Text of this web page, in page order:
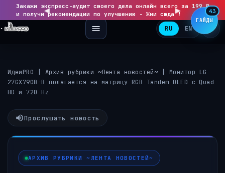
◀
Закажи экспресс-аудит своего дела онлайн всего за 199 ₽
и получи рекомендации по улучшению - Жми сюда !
▶
RU EN
ИдеиPRO Архив рубрики ~Лента новостей~
Монитор LG
27GX790B-B полагается на матрицу RGB Tandem OLED с Quad
HD и 720 Hz
Прослушать новость
АРХИВ РУБРИКИ ~ЛЕНТА НОВОСТЕЙ~
ГАЙДЫ
43